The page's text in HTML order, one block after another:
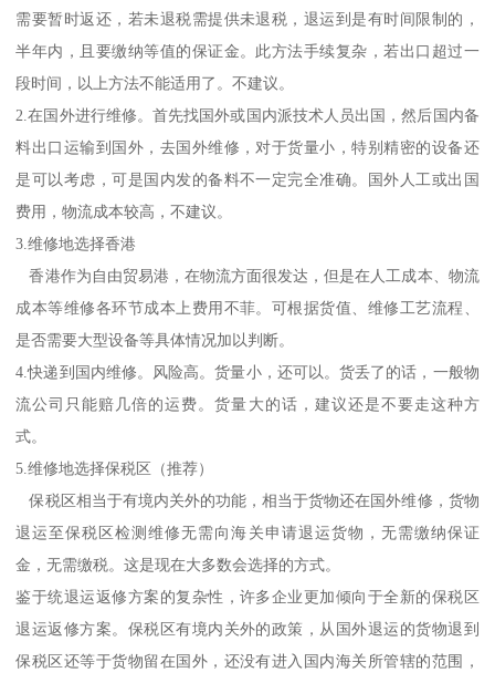
需要暂时返还，若未退税需提供未退税，退运到是有时间限制的，
半年内，且要缴纳等值的保证金。此方法手续复杂，若出口超过一
段时间，以上方法不能适用了。不建议。
2.在国外进行维修。首先找国外或国内派技术人员出国，然后国内备
料出口运输到国外，去国外维修，对于货量小，特别精密的设备还
是可以考虑，可是国内发的备料不一定完全准确。国外人工或出国
费用，物流成本较高，不建议。
3.维修地选择香港
香港作为自由贸易港，在物流方面很发达，但是在人工成本、物流
成本等维修各环节成本上费用不菲。可根据货值、维修工艺流程、
是否需要大型设备等具体情况加以判断。
4.快递到国内维修。风险高。货量小，还可以。货丢了的话，一般物
流公司只能赔几倍的运费。货量大的话，建议还是不要走这种方
式。
5.维修地选择保税区（推荐）
保税区相当于有境内关外的功能，相当于货物还在国外维修，货物
退运至保税区检测维修无需向海关申请退运货物，无需缴纳保证
金，无需缴税。这是现在大多数会选择的方式。
鉴于统退运返修方案的复杂性，许多企业更加倾向于全新的保税区
退运返修方案。保税区有境内关外的政策，从国外退运的货物退到
保税区还等于货物留在国外，还没有进入国内海关所管辖的范围，